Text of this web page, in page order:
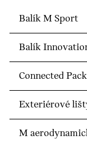
Balík M Sport
Balík
Connected
Exteriérové
M